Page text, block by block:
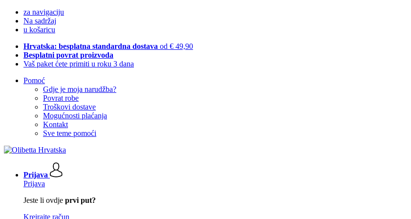
za navigaciju
Na sadržaj
u košaricu
Hrvatska: besplatna standardna dostava od € 49,90
Besplatni povrat proizvoda
Vaš paket ćete primiti u roku 3 dana
Pomoć
Gdje je moja narudžba?
Povrat robe
Troškovi dostave
Mogućnosti plaćanja
Kontakt
Sve teme pomoći
Prijava
Prijava
Jeste li ovdje prvi put?
Kreirajte račun